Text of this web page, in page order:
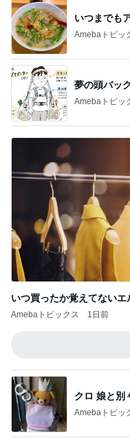
いつまでも
Amebaトピッ
夢の頭バッ
Amebaトピッ
いつ買ったか覚えてないエ
Amebaトピックス 1日前
クロ 娘と別
Amebaトピッ